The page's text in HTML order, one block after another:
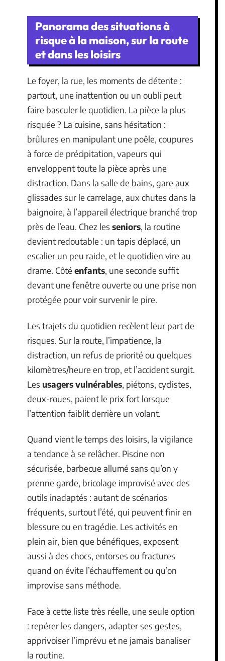
Panorama des situations à
risque à la maison, sur la route
et dans les loisirs
Le foyer, la rue, les moments de détente :
partout, une inattention ou un oubli peut
faire basculer le quotidien. La pièce la plus
risquée ? La cuisine, sans hésitation :
brûlures en manipulant une poêle, coupures
à force de précipitation, vapeurs qui
enveloppent toute la pièce après une
distraction. Dans la salle de bains, gare aux
glissades sur le carrelage, aux chutes dans la
baignoire, à l’appareil électrique branché trop
près de l’eau. Chez les seniors, la routine
devient redoutable : un tapis déplacé, un
escalier un peu raide, et le quotidien vire au
drame. Côté enfants, une seconde suffit
devant une fenêtre ouverte ou une prise non
protégée pour voir survenir le pire.
Les trajets du quotidien recèlent leur part de
risques. Sur la route, l’impatience, la
distraction, un refus de priorité ou quelques
kilomètres/heure en trop, et l’accident surgit.
Les usagers vulnérables, piétons, cyclistes,
deux-roues, paient le prix fort lorsque
l’attention faiblit derrière un volant.
Quand vient le temps des loisirs, la vigilance
a tendance à se relâcher. Piscine non
sécurisée, barbecue allumé sans qu’on y
prenne garde, bricolage improvisé avec des
outils inadaptés : autant de scénarios
fréquents, surtout l’été, qui peuvent finir en
blessure ou en tragédie. Les activités en
plein air, bien que bénéfiques, exposent
aussi à des chocs, entorses ou fractures
quand on évite l’échauffement ou qu’on
improvise sans méthode.
Face à cette liste très réelle, une seule option
: repérer les dangers, adapter ses gestes,
apprivoiser l’imprévu et ne jamais banaliser
la routine.